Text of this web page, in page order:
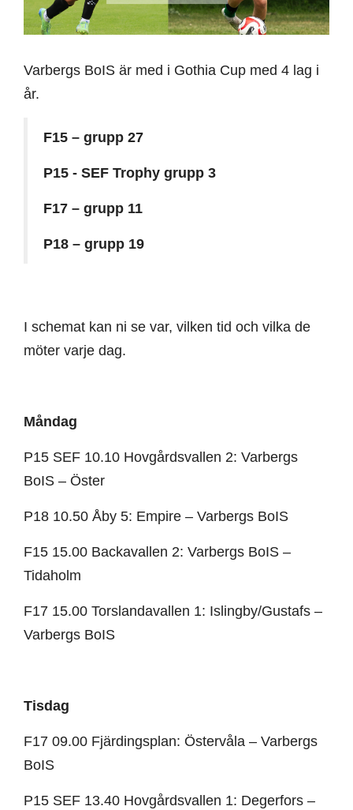
Varbergs BoIS är med i Gothia Cup med 4 lag i
år.
F15 – grupp 27
P15 - SEF Trophy grupp 3
F17 – grupp 11
P18 – grupp 19
I schemat kan ni se var, vilken tid och vilka de
möter varje dag.
Måndag
P15 SEF 10.10 Hovgårdsvallen 2: Varbergs
BoIS – Öster
P18 10.50 Åby 5: Empire – Varbergs BoIS
F15 15.00 Backavallen 2: Varbergs BoIS –
Tidaholm
F17 15.00 Torslandavallen 1: Islingby/Gustafs –
Varbergs BoIS
Tisdag
F17 09.00 Fjärdingsplan: Östervåla – Varbergs
BoIS
P15 SEF 13.40 Hovgårdsvallen 1: Degerfors –